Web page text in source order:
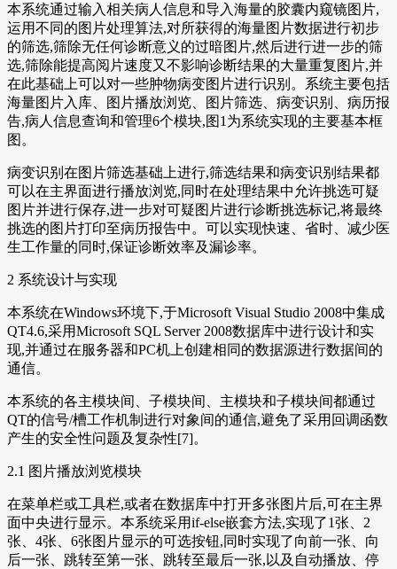
本系统通过输入相关病人信息和导入海量的胶囊内窥镜图片,
运用不同的图片处理算法,对所获得的海量图片数据进行初步
的筛选,筛除无任何诊断意义的过暗图片,然后进行进一步的筛
选,筛除能提高阅片速度又不影响诊断结果的大量重复图片,并
在此基础上可以对一些肿物病变图片进行识别。系统主要包括
海量图片入库、图片播放浏览、图片筛选、病变识别、病历报
告,病人信息查询和管理6个模块,图1为系统实现的主要基本框
图。
病变识别在图片筛选基础上进行,筛选结果和病变识别结果都
可以在主界面进行播放浏览,同时在处理结果中允许挑选可疑
图片并进行保存,进一步对可疑图片进行诊断挑选标记,将最终
挑选的图片打印至病历报告中。可以实现快速、省时、减少医
生工作量的同时,保证诊断效率及漏诊率。
2 系统设计与实现
本系统在Windows环境下,于Microsoft Visual Studio 2008中集成
QT4.6,采用Microsoft SQL Server 2008数据库中进行设计和实
现,并通过在服务器和PC机上创建相同的数据源进行数据间的
通信。
本系统的各主模块间、子模块间、主模块和子模块间都通过
QT的信号/槽工作机制进行对象间的通信,避免了采用回调函数
产生的安全性问题及复杂性[7]。
2.1 图片播放浏览模块
在菜单栏或工具栏,或者在数据库中打开多张图片后,可在主界
面中央进行显示。本系统采用if-else嵌套方法,实现了1张、2
张、4张、6张图片显示的可选按钮,同时实现了向前一张、向
后一张、跳转至第一张、跳转至最后一张,以及自动播放、停